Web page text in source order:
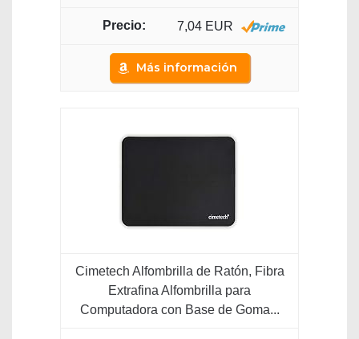
7,04 EUR
Más información
Cimetech Alfombrilla de Ratón, Fibra
Extrafina Alfombrilla para
Computadora con Base de Goma...